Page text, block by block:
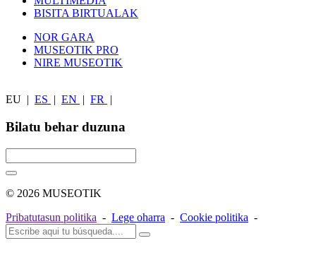
BISITA BIRTUALAK
NOR GARA
MUSEOTIK PRO
NIRE MUSEOTIK
EU | ES | EN | FR |
Bilatu behar duzuna
© 2026 MUSEOTIK
Pribatutasun politika - Lege oharra - Cookie politika -